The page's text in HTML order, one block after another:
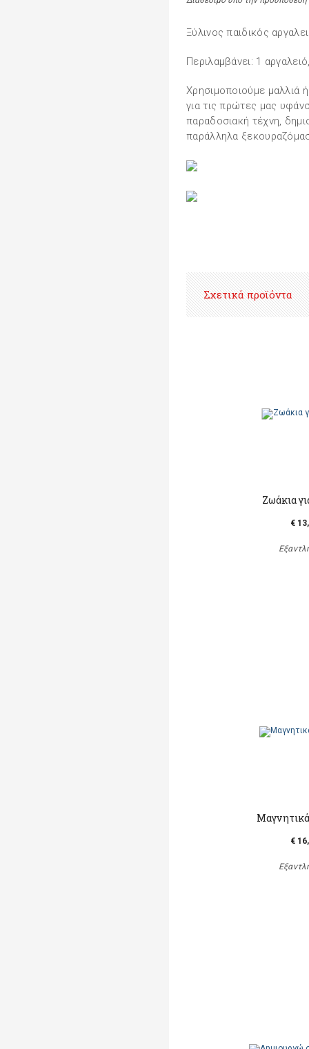
Ξύλινος παιδικός
Περιλαμβάνει: 1
Χρησιμοποιούμε μαλλιά
για τις πρώτες μας
παραδοσιακή τέχνη,
παράλληλα
Σχετικά προϊόντα
Ζωάκια
€
€